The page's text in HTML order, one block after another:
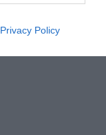
Privacy Policy